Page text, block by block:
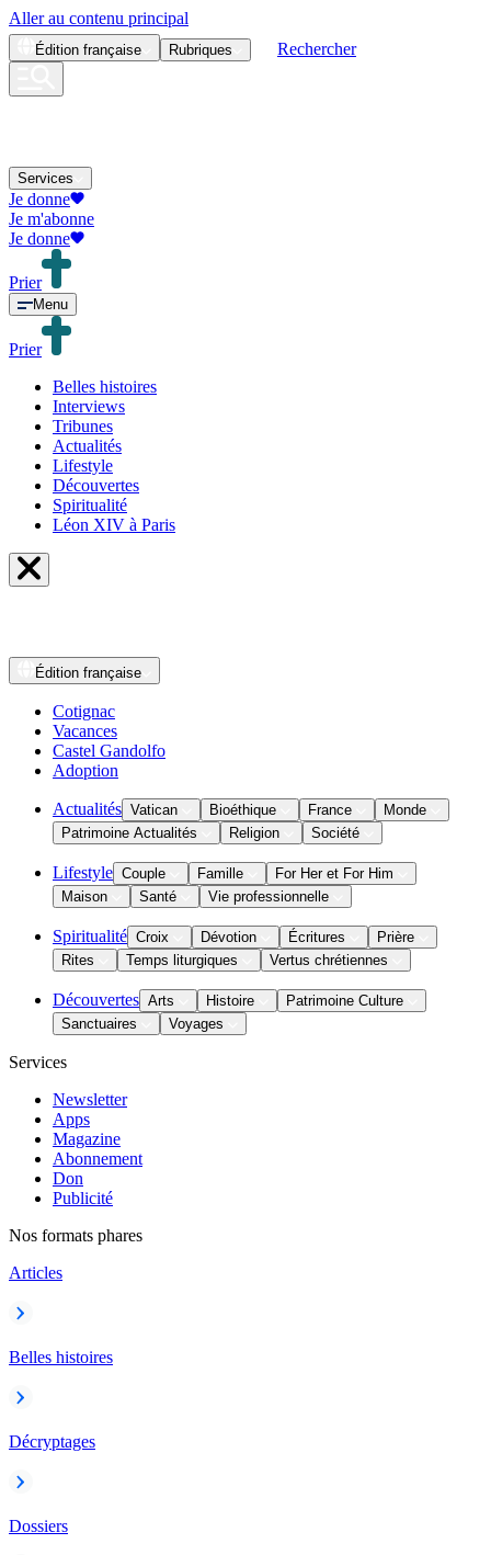
Aller au contenu principal
Édition française Rubriques Rechercher
Services
Je donne
Je m'abonne
Je donne
Prier
Menu
Prier
Belles histoires
Interviews
Tribunes
Actualités
Lifestyle
Découvertes
Spiritualité
Léon XIV à Paris
Édition française
Cotignac
Vacances
Castel Gandolfo
Adoption
Actualités Vatican Bioéthique France
Monde
Patrimoine Actualités
Religion Société
Lifestyle Couple Famille
For Her et For Him
Maison
Santé Vie professionnelle
Spiritualité Croix Dévotion Écritures
Prière
Rites
Temps liturgiques Vertus chrétiennes
Découvertes Arts Histoire
Patrimoine Culture
Sanctuaires
Voyages
Services
Newsletter
Apps
Magazine
Abonnement
Don
Publicité
Nos formats phares
Articles
Belles histoires
Décryptages
Dossiers